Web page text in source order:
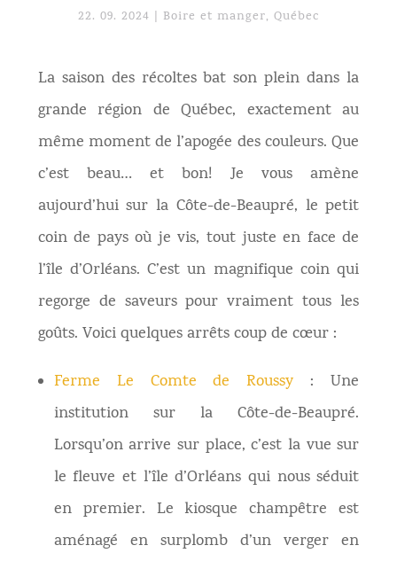
22. 09. 2024 Boire et manger, Québec
La saison des récoltes bat son plein dans la
grande région de Québec, exactement au
même moment de l’apogée des couleurs. Que
c’est beau… et bon! Je vous amène
aujourd’hui sur la Côte-de-Beaupré, le petit
coin de pays où je vis, tout juste en face de
l’île d’Orléans. C’est un magnifique coin qui
regorge de saveurs pour vraiment tous les
goûts. Voici quelques arrêts coup de cœur :
Ferme Le Comte de Roussy : Une
institution sur la Côte-de-Beaupré.
Lorsqu’on arrive sur place, c’est la vue sur
le fleuve et l’île d’Orléans qui nous séduit
en premier. Le kiosque champêtre est
aménagé en surplomb d’un verger en